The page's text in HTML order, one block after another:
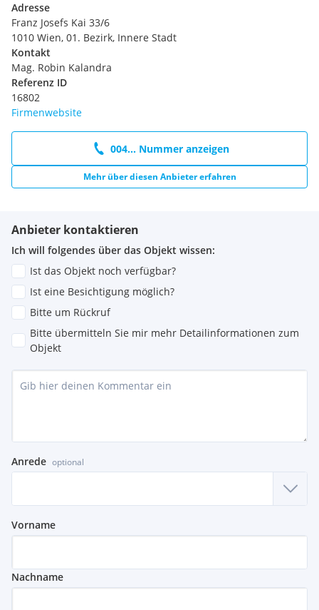
Adresse
Franz Josefs Kai 33/6
1010 Wien, 01. Bezirk, Innere Stadt
Kontakt
Mag. Robin Kalandra
Referenz ID
16802
Firmenwebsite
004... Nummer anzeigen
Mehr über diesen Anbieter erfahren
Anbieter kontaktieren
Ich will folgendes über das Objekt wissen:
Ist das Objekt noch verfügbar?
Ist eine Besichtigung möglich?
Bitte um Rückruf
Bitte übermitteln Sie mir mehr Detailinformationen zum
Objekt
Anrede optional
Vorname
Nachname